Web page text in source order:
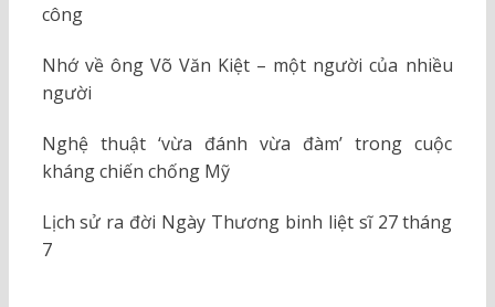
công
Nhớ về ông Võ Văn Kiệt – một người của nhiều
người
Nghệ thuật ‘vừa đánh vừa đàm’ trong cuộc
kháng chiến chống Mỹ
Lịch sử ra đời Ngày Thương binh liệt sĩ 27 tháng
7